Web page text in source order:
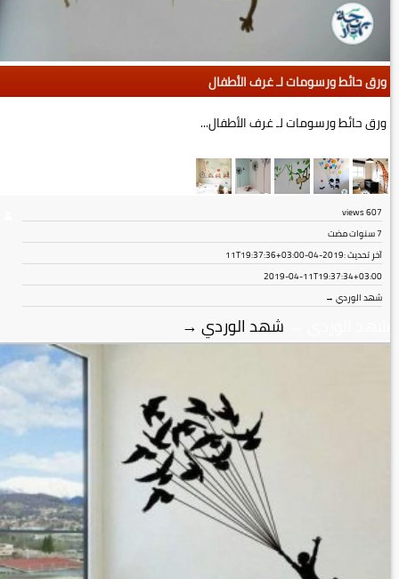
ورق حائط ورسومات لـ غرف الأطفال
ورق حائط ورسومات لـ غرف الأطفال...
607
views
7 سنوات مضت
آخر تحديث :2019-04-11T19:37:36+03:00
2019-04-11T19:37:34+03:00
شهد الوردي →
شهد الوردي →